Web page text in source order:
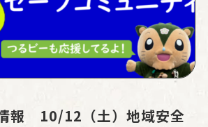
報 10/12（土）地域安全